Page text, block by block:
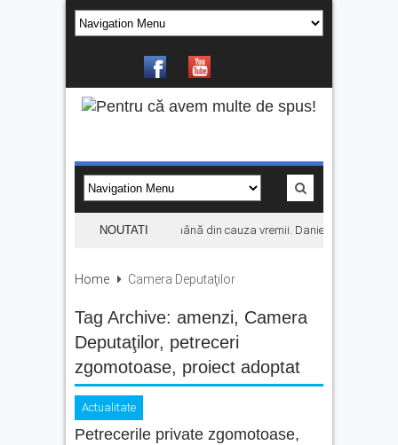
NOUTATI
Concertul KLUMEA se amână din cauza vremii. Daniel Ignat și Titi
Home Camera Deputaţilor
Tag Archive: amenzi, Camera
Deputaţilor, petreceri
zgomotoase, proiect adoptat
Actualitate
Petrecerile private zgomotoase,